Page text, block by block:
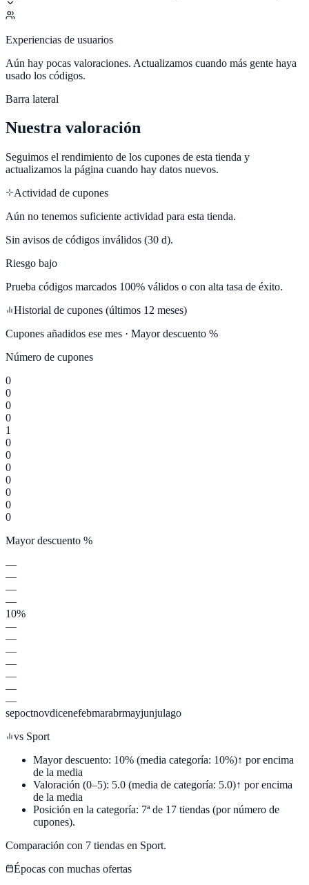
Experiencias de usuarios
Aún hay pocas valoraciones. Actualizamos cuando más gente haya
usado los códigos.
Barra lateral
Nuestra valoración
Seguimos el rendimiento de los cupones de esta tienda y
actualizamos la página cuando hay datos nuevos.
Actividad de cupones
Aún no tenemos suficiente actividad para esta tienda.
Sin avisos de códigos inválidos (30 d).
Riesgo bajo
Prueba códigos marcados 100% válidos o con alta tasa de éxito.
Historial de cupones (últimos 12 meses)
Cupones añadidos ese mes · Mayor descuento %
Número de cupones
0
0
0
0
1
0
0
0
0
0
0
0
Mayor descuento %
—
—
—
—
10%
—
—
—
—
—
—
—
sepoctnovdicenefebmarabrmayjunjulago
vs Sport
Mayor descuento: 10% (media categoría: 10%)↑ por encima
de la media
Valoración (0–5): 5.0 (media de categoría: 5.0)↑ por encima
de la media
Posición en la categoría: 7ª de 17 tiendas (por número de
cupones).
Comparación con 7 tiendas en Sport.
Épocas con muchas ofertas